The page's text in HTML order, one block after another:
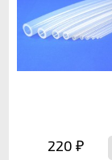
220 ₽